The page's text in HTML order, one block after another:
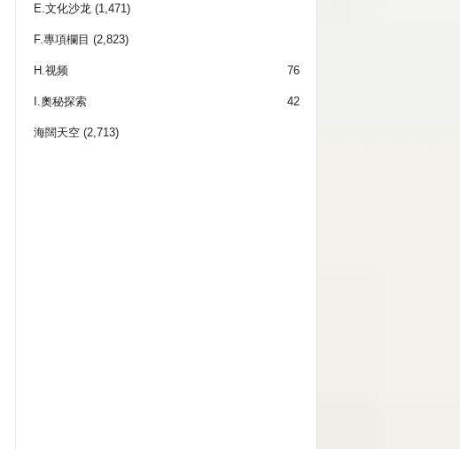
E.文化沙龙 (1,471)
F.專項欄目 (2,823)
H.视频 76
I.奧秘探索 42
海闊天空(2,713)